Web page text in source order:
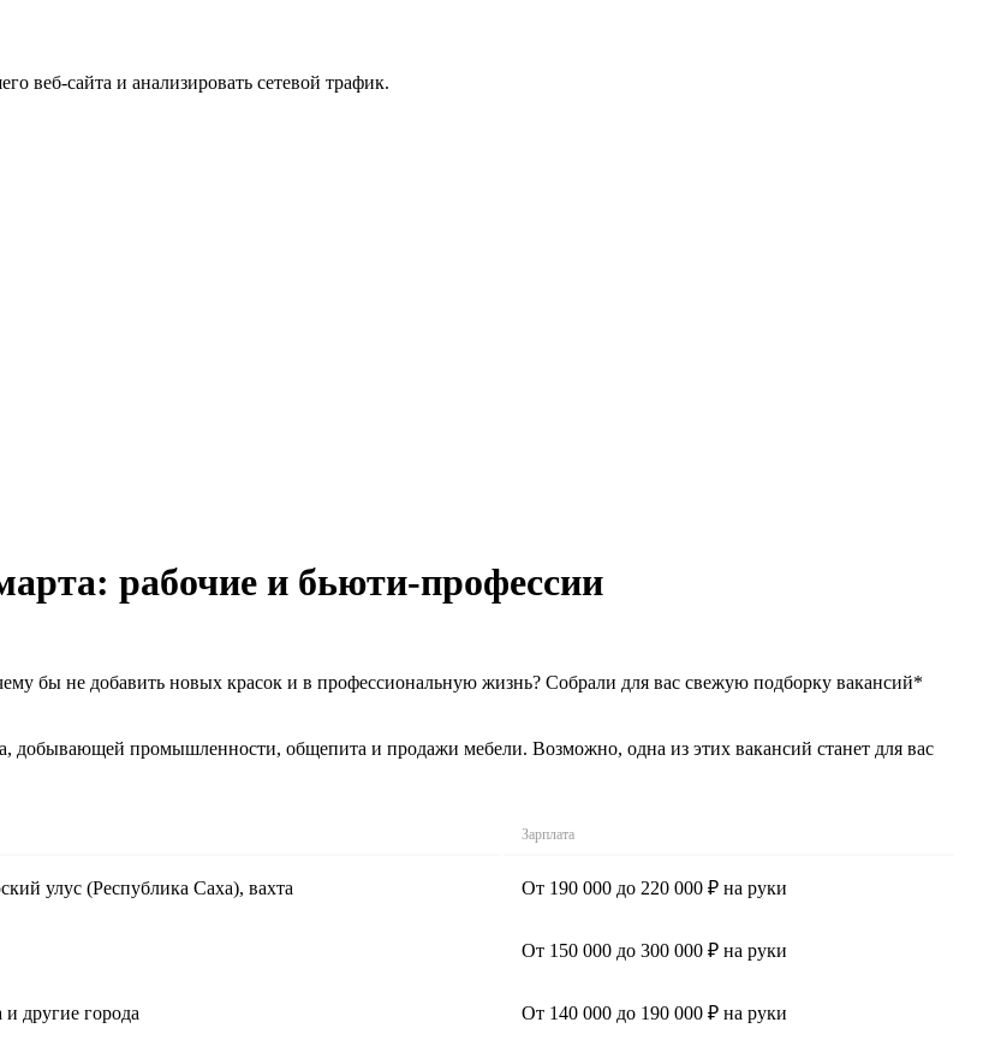
веб-сайта и анализировать сетевой трафик.
рабочие и бьюти-профессии
бы не добавить новых красок и в профессиональную жизнь? Собрали для вас свежую подборку вакансий*
добывающей промышленности, общепита и продажи мебели. Возможно, одна из этих вакансий станет для вас
Зарплата
улус (Республика Саха), вахта От 190 000 до 220 000 ₽ на руки
От 150 000 до 300 000 ₽ на руки
другие города От 140 000 до 190 000 ₽ на руки